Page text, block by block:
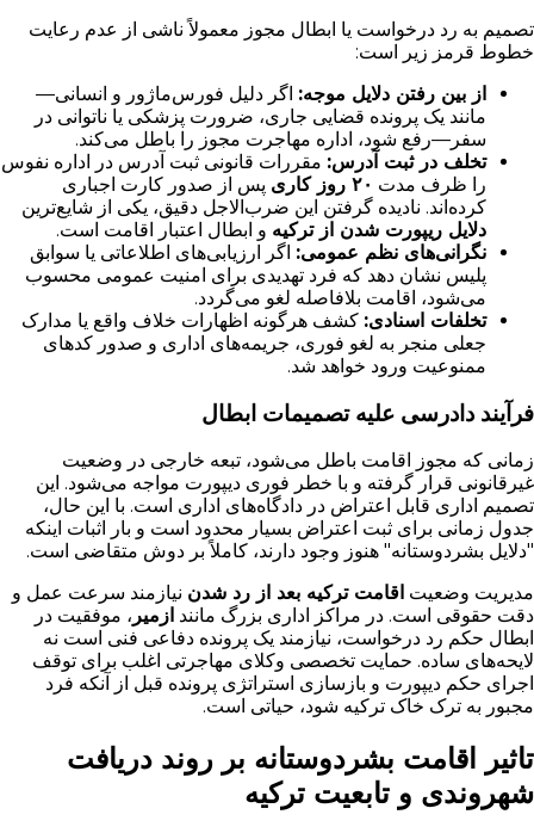
تصمیم به رد درخواست یا ابطال مجوز معمولاً ناشی از عدم رعایت
خطوط قرمز زیر است:
از بین رفتن دلایل موجه: اگر دلیل فورس‌ماژور و انسانی—
مانند یک پرونده قضایی جاری، ضرورت پزشکی یا ناتوانی در
سفر—رفع شود، اداره مهاجرت مجوز را باطل می‌کند.
تخلف در ثبت آدرس: مقررات قانونی ثبت آدرس در اداره نفوس
را ظرف مدت ۲۰ روز کاری
پس از صدور کارت اجباری
کرده‌اند. نادیده گرفتن این ضرب‌الاجل دقیق، یکی از شایع‌ترین
دلایل ریپورت شدن از ترکیه و ابطال اعتبار اقامت است.
نگرانی‌های نظم عمومی: اگر ارزیابی‌های اطلاعاتی یا سوابق
پلیس نشان دهد که فرد تهدیدی برای امنیت عمومی محسوب
می‌شود، اقامت بلافاصله لغو می‌گردد.
تخلفات اسنادی: کشف هرگونه اظهارات خلاف واقع یا مدارک
جعلی منجر به لغو فوری، جریمه‌های اداری و صدور کدهای
ممنوعیت ورود خواهد شد.
فرآیند دادرسی علیه تصمیمات ابطال
زمانی که مجوز اقامت باطل می‌شود، تبعه خارجی در وضعیت
غیرقانونی قرار گرفته و با خطر فوری دیپورت مواجه می‌شود. این
تصمیم اداری قابل اعتراض در دادگاه‌های اداری است. با این حال،
جدول زمانی برای ثبت اعتراض بسیار محدود است و بار اثبات اینکه
"دلایل بشردوستانه" هنوز وجود دارند، کاملاً بر دوش متقاضی است.
مدیریت وضعیت اقامت ترکیه بعد از رد شدن نیازمند سرعت عمل و
دقت حقوقی است. در مراکز اداری بزرگ مانند ازمیر ، موفقیت در
ابطال حکم رد درخواست، نیازمند یک پرونده دفاعی فنی است نه
لایحه‌های ساده. حمایت تخصصی وکلای مهاجرتی اغلب برای توقف
اجرای حکم دیپورت و بازسازی استراتژی پرونده قبل از آنکه فرد
مجبور به ترک خاک ترکیه شود، حیاتی است.
تاثیر اقامت بشردوستانه بر روند دریافت
شهروندی و تابعیت ترکیه